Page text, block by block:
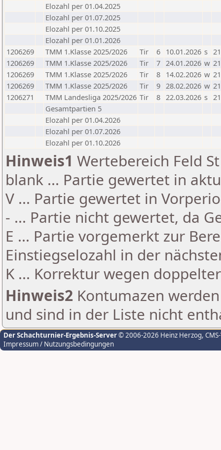
Elozahl per 01.04.2025
Elozahl per 01.07.2025
Elozahl per 01.10.2025
Elozahl per 01.01.2026
1206269
TMM 1.Klasse 2025/2026 Tir 6 10.01.2026 s
1206269
TMM 1.Klasse 2025/2026 Tir 7 24.01.2026 w
1206269
TMM 1.Klasse 2025/2026 Tir 8 14.02.2026 w
1206269
TMM 1.Klasse 2025/2026 Tir 9 28.02.2026 w
1206271
TMM Landesliga 2025/2026 Tir 8 22.03.2026 s
Gesamtpartien 5
Elozahl per 01.04.2026
Elozahl per 01.07.2026
Elozahl per 01.10.2026
Hinweis1 Wertebereich Feld
blank ... Partie gewertet in
V ... Partie gewertet in
- ... Partie nicht gewertet, da
E ... Partie vorgemerkt zur
Einstiegselozahl in der
K ... Korrektur wegen
Hinweis2 Kontumazen
und sind in der Liste nicht
Der Schachturnier-Ergebnis-Server© 2006-2026 Heinz Herzog,
Impressum / Nutzungsbedingungen